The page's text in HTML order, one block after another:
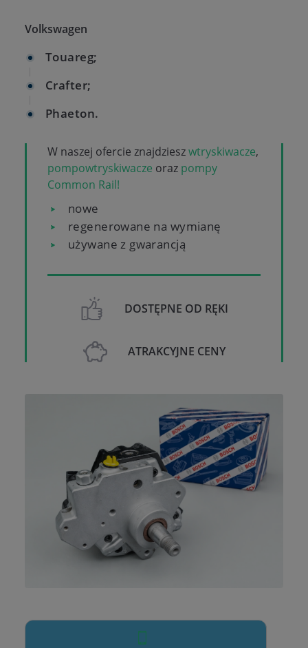
Volkswagen
Touareg;
Crafter;
Phaeton.
W naszej ofercie znajdzieszwtryskiwacze,
pompowtryskiwacze oraz pompy
Common Rail!
nowe
regenerowane na wymianę
używane z gwarancją
DOSTĘPNE OD RĘKI
ATRAKCYJNE CENY